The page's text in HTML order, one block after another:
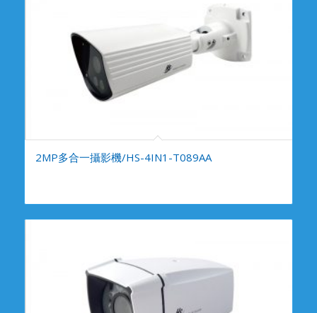
2MP多合一攝影機/HS-4IN1-T089AA